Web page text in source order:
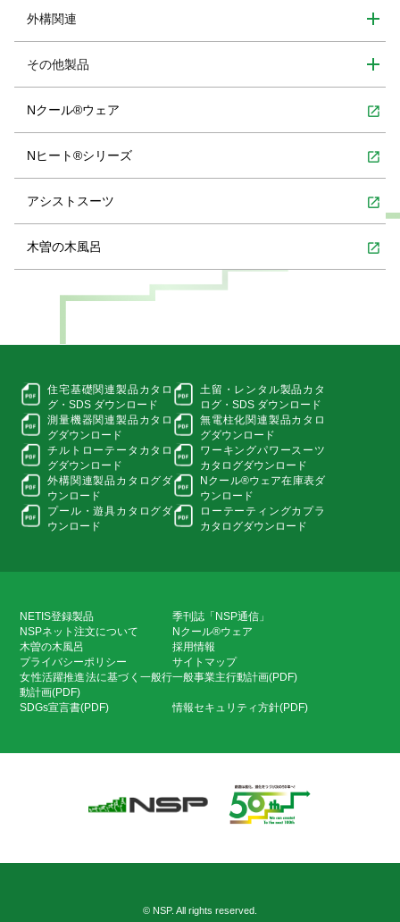
外構関連
その他製品
Nクール®ウェア open_in_new
Nヒート®シリーズ open_in_new
アシストスーツ open_in_new
木曽の木風呂 open_in_new
住宅基礎関連製品カタロ
グ・SDS ダウンロード
土留・レンタル製品カタ
ログ・ SDS ダウンロード
測量機器関連製品カタロ
グダウンロード
無電柱化関連製品カタロ
グダウンロード
チルトローテータカタロ
グダウンロード
ワーキングパワースーツ
カタログダウンロード
外構関連製品カタログダ
ウンロード
Nクール®ウェア在庫表ダ
ウンロード
プール・遊具カタログダ
ウンロード
ローテーティングカプラ
カタログダウンロード
NETIS登録製品
季刊誌「NSP通信」
NSPネット注文について
Nクール®ウェア
木曽の木風呂
採用情報
プライバシーポリシー
サイトマップ
女性活躍推進法に基づく一般行
動計画(PDF)
一般事業主行動計画(PDF)
SDGs宣言書(PDF) 情報セキュリティ方針(PDF)
© NSP. All rights reserved.